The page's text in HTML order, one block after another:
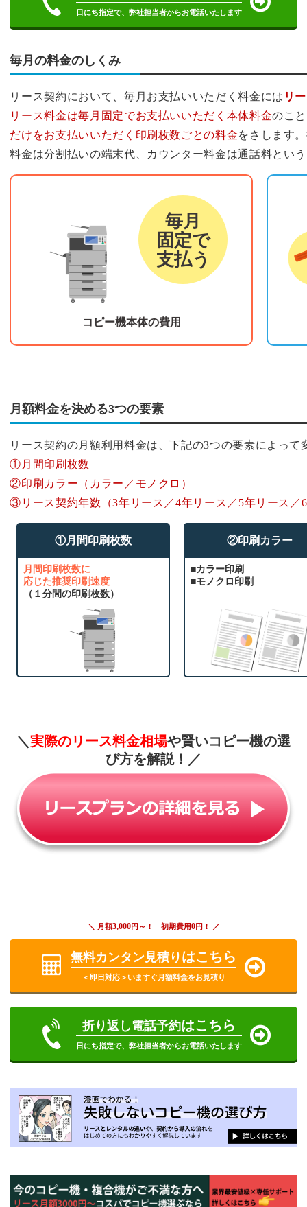
日にち指定で、弊社担当者からお電話いたします
毎月の料金のしくみ
リース契約において、毎月お支払いいただく料金には リ
リース料金は毎月固定でお支払いいただく本体料金のこ
だけをお支払いいただく印刷枚数ごとの料金をさします
料金は分割払いの端末代、カウンター料金は通話料とい
毎月
固定で
支払う
コピー機本体の費用
月額料金を決める3つの要素
リース契約の月額利用料金は、下記の3つの要素によって
①月間印刷枚数
②印刷カラー（カラー／モノクロ）
③リース契約年数（3年リース／4年リース／5年リース／
①月間印刷枚数
月間印刷枚数に
応じた推奨印刷速度
（１分間の印刷枚数）
②印刷カラー
■カラー印刷
■モノクロ印刷
＼実際のリース料金相場や賢いコピー機の選
び方を解説！ ／
＼ 月額3,000円～！ 初期費用0円！ ／
無料カンタン見積り はこちら
＜即日対応＞いますぐ月額料金をお見積り
折り返し電話予約はこちら
日にち指定で、弊社担当者からお電話いたします